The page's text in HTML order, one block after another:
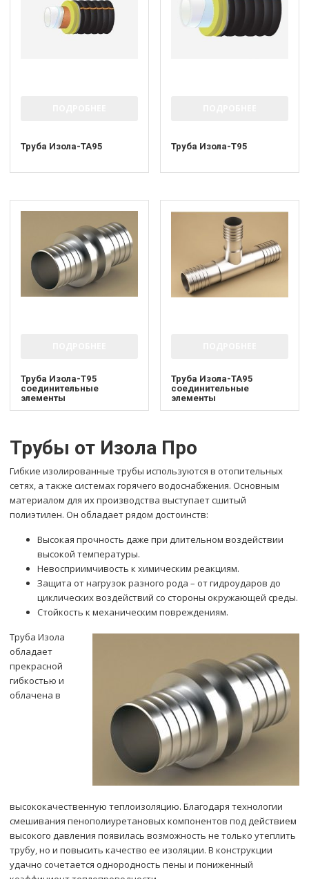
Труба Изола-ТА95 Труба Изола-Т95
Труба Изола-Т95
соединительные
элементы
Труба Изола-ТА95
соединительные
элементы
Трубы от Изола Про
Гибкие изолированные трубы используются в отопительных
сетях, а также системах горячего водоснабжения. Основным
материалом для их производства выступает сшитый
полиэтилен. Он обладает рядом достоинств:
Высокая прочность даже при длительном воздействии
высокой температуры.
Невосприимчивость к химическим реакциям.
Защита от нагрузок разного рода – от гидроударов до
циклических воздействий со стороны окружающей среды.
Стойкость к механическим повреждениям.
Труба Изола
обладает
прекрасной
гибкостью и
облачена в
высококачественную теплоизоляцию. Благодаря технологии
смешивания пенополиуретановых компонентов под действием
высокого давления появилась возможность не только утеплить
трубу, но и повысить качество ее изоляции. В конструкции
удачно сочетается однородность пены и пониженный